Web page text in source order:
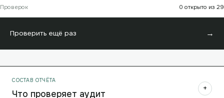
Проверок 0 открыто из 29
Проверить ещё раз →
СОСТАВ ОТЧЁТА
Что проверяет аудит +